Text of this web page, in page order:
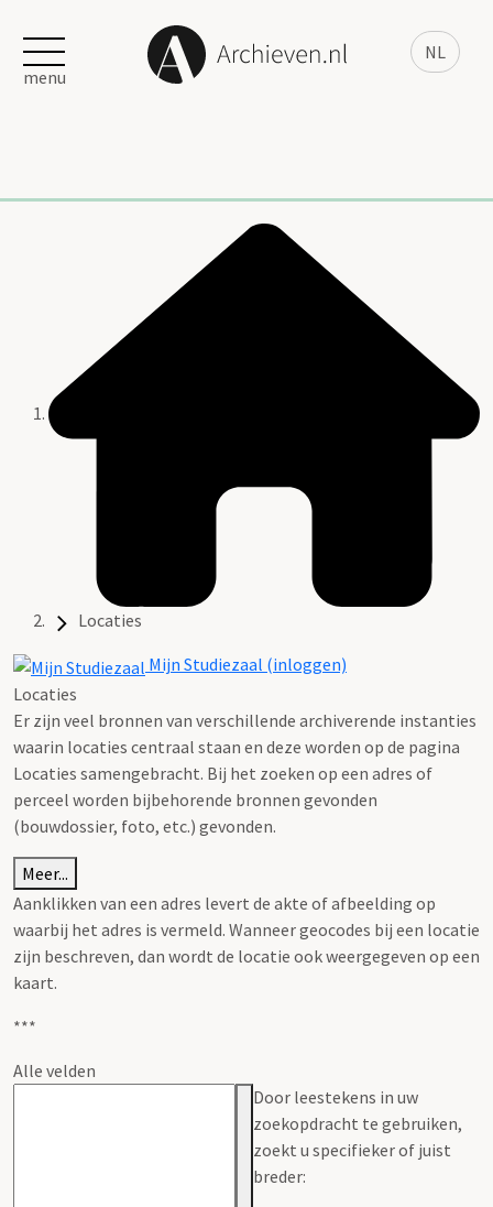
NL
menu
Locaties
Mijn Studiezaal (inloggen)
Locaties
Er zijn veel bronnen van verschillende archiverende instanties
waarin locaties centraal staan en deze worden op de pagina
Locaties samengebracht. Bij het zoeken op een adres of
perceel worden bijbehorende bronnen gevonden
(bouwdossier, foto, etc.) gevonden.
Meer...
Aanklikken van een adres levert de akte of afbeelding op
waarbij het adres is vermeld. Wanneer geocodes bij een locatie
zijn beschreven, dan wordt de locatie ook weergegeven op een
kaart.
***
Alle velden
Door leestekens in uw
zoekopdracht te gebruiken,
zoekt u specifieker of juist
breder: